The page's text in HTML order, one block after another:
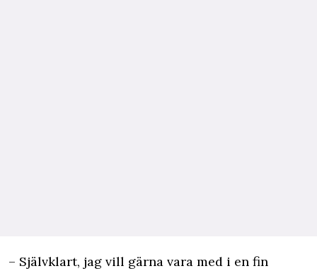
– Självklart, jag vill gärna vara med i en fin